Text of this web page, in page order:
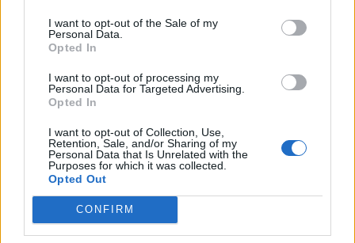
I want to opt-out of the Sale of my
Personal Data.
Opted In
I want to opt-out of processing my
Personal Data for Targeted Advertising.
Opted In
I want to opt-out of Collection, Use,
Retention, Sale, and/or Sharing of my
Personal Data that Is Unrelated with the
Purposes for which it was collected.
Opted Out
CONFIRM
Αραβία: Η στρατηγική της
Αθήνας απέναντι στον
Συμμαχίες με Ισραήλ,
Ινδία και Εμιράτα
όροι που
για να ανοίξει